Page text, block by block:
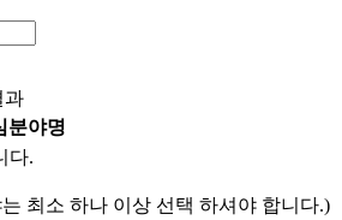
과
분야명
다.
최소 하나 이상 선택 하셔야 합니다.)